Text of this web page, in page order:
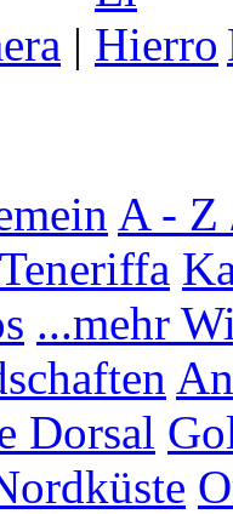
|
A - Z
...mehr
Dorsal